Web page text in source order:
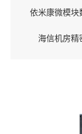
依米康微模块
海信机房精